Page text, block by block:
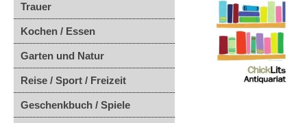
Trauer
Kochen / Essen
Garten und Natur
Reise / Sport / Freizeit
Geschenkbuch / Spiele